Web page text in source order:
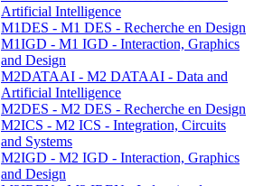
Artificial Intelligence
M1DES - M1 DES - Recherche en Design
M1IGD - M1 IGD - Interaction, Graphics
and Design
M2DATAAI - M2 DATAAI - Data and
Artificial Intelligence
M2DES - M2 DES - Recherche en Design
M2ICS - M2 ICS - Integration, Circuits
and Systems
M2IGD - M2 IGD - Interaction, Graphics
and Design